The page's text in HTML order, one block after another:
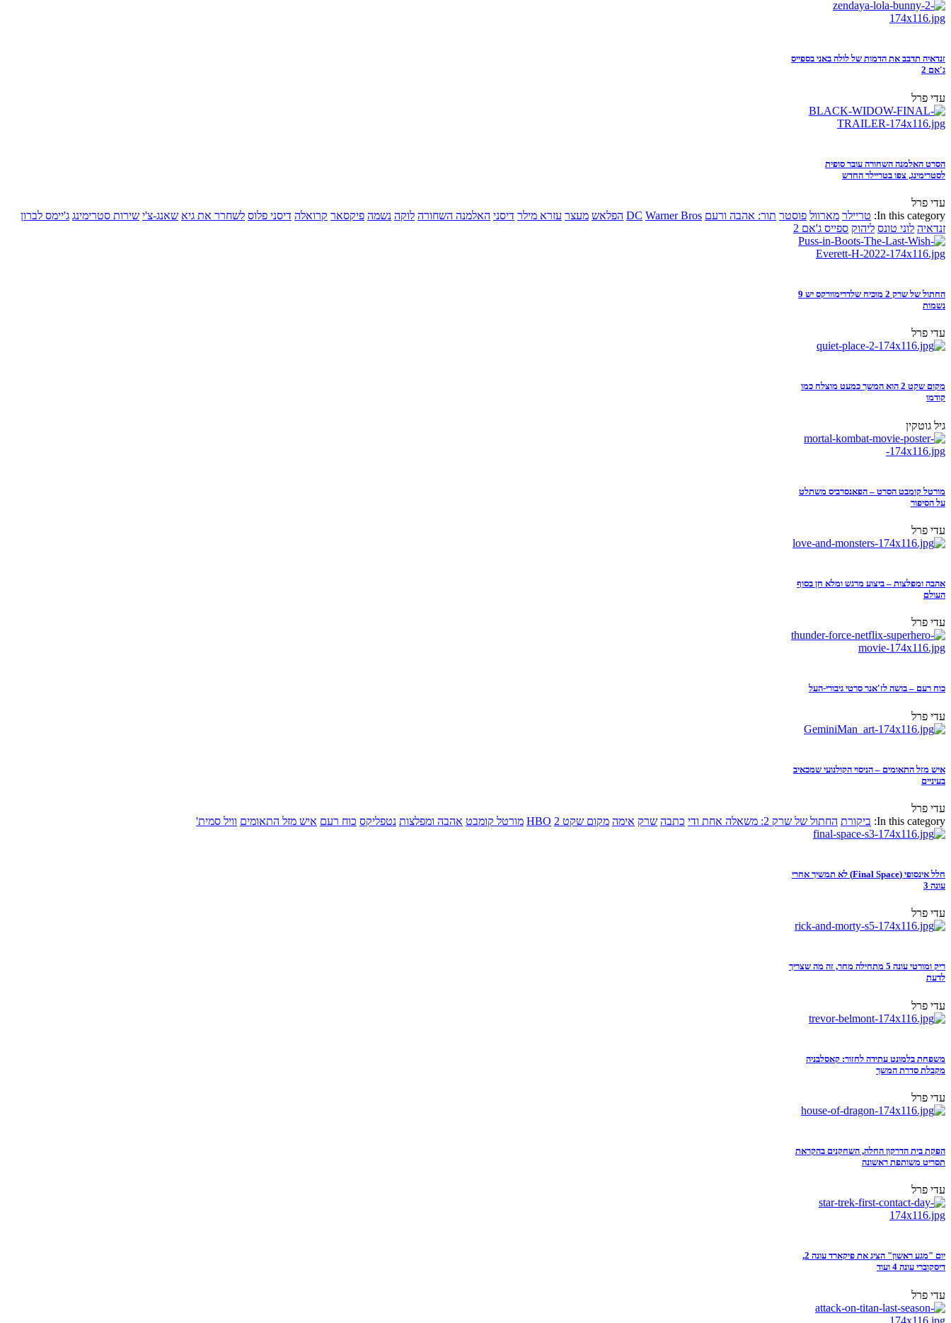
זנדאיה תדבב את הדמות של לולה באני בספייס
ג'אם 2
עדי פרל
הסרט האלמנה השחורה עובר סופית
לסטרימינג, צפו בטריילר החדש
עדי פרל
In this category: טריילר מארוול פוסטר תור: אהבה ורעם DC Warner Bros הפלאש מעצר עזרא מילר דיסני האלמנה השחורה לוקה נשמה פיקסאר קרואלה דיסני פלוס לשחרר את גיא שאנג-צ'י שירות סטרימינג ג'יימס לברון
זנדאיה לוני טונס ליהוק ספייס ג'אם 2
החתול של שרק 2 מוכיח שלדרימוורקס יש 9
נשמות
עדי פרל
מקום שקט 2 הוא המשך כמעט מוצלח כמו
קודמו
גיל גוטקין
מורטל קומבט הסרט – הפאנסרביס משתלט
על הסיפור
עדי פרל
אהבה ומפלצות – ביצוע מרגש ומלא חן בסוף
העולם
עדי פרל
כוח רעם – בושה לז'אנר סרטי גיבורי-העל
עדי פרל
איש מזל התאומים – הניסוי הקולנועי שמכאיב
בעיניים
עדי פרל
In this category: ביקורת החתול של שרק 2: משאלה אחת ודי כתבה שרק אימה מקום שקט 2 HBO מורטל קומבט אהבה ומפלצות נטפליקס כוח רעם איש מזל התאומים וויל סמית'
חלל אינסופי (Final Space) לא תמשיך אחרי
עונה 3
עדי פרל
ריק ומורטי עונה 5 מתחילה מחר, זה מה שצריך
לדעת
עדי פרל
משפחת בלמונט עתידה לחזור: קאסלבניה
מקבלת סדרת המשך
עדי פרל
הפקת בית הדרקון החלה, השחקנים בהקראת
תסריט משותפת ראשונה
עדי פרל
יום "מגע ראשון" הציג את פיקארד עונה 2,
דיסקוברי עונה 4 ועוד
עדי פרל